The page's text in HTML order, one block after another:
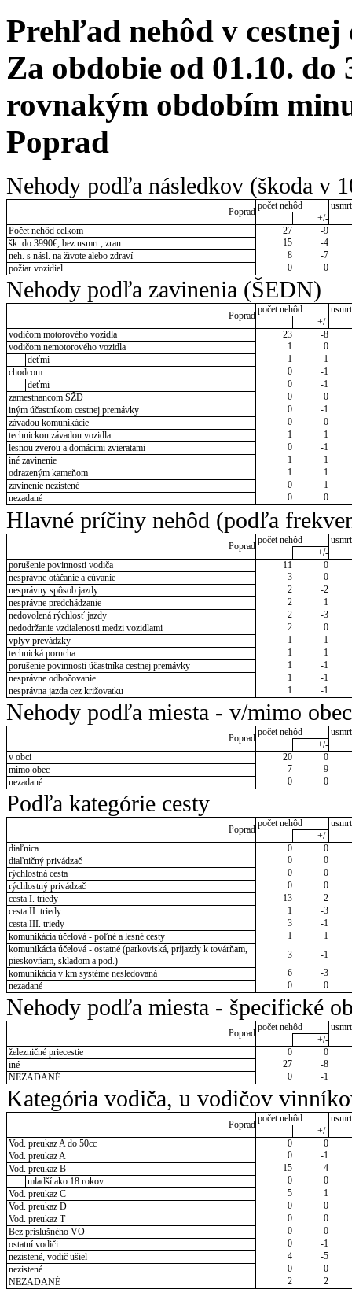
Prehľad nehôd v cestnej
Za obdobie od 01.10. do
rovnakým obdobím
Poprad
Nehody podľa následkov (škoda v
Poprad
počet nehôd
+/-
Počet nehôd celkom
27
-9
šk. do 3990€, bez usmrt., zran.
15
-4
neh. s násl. na živote alebo zdraví
8
-7
požiar vozidiel
0 0
Nehody podľa zavinenia (ŠEDN)
Poprad
počet nehôd
+/-
vodičom motorového vozidla
23
-8
vodičom nemotorového vozidla
1
0
deťmi
1
1
chodcom
0
-1
deťmi
0
-1
zamestnancom SŽD
0
0
iným účastníkom cestnej premávky
0
-1
závadou komunikácie
0
0
technickou závadou vozidla
1
1
lesnou zverou a domácimi zvieratami
0
-1
iné zavinenie
1
1
odrazeným kameňom
1
1
zavinenie nezistené
0
-1
nezadané
0 0
Hlavné príčiny nehôd (podľa
Poprad
počet nehôd
+/-
porušenie povinnosti vodiča
11
0
nesprávne otáčanie a cúvanie
3
0
nesprávny spôsob jazdy
2
-2
nesprávne predchádzanie
2
1
nedovolená rýchlosť jazdy
2
-3
nedodržanie vzdialenosti medzi vozidlami
2
0
vplyv prevádzky
1
1
technická porucha
1
1
porušenie povinnosti účastníka cestnej premávky
1
-1
nesprávne odbočovanie
1
-1
nesprávna jazda cez križovatku
1 -1
Nehody podľa miesta - v/mimo obec
Poprad
počet nehôd
+/-
v obci
20
0
mimo obec
7
-9
nezadané
0 0
Podľa kategórie cesty
Poprad
počet nehôd
+/-
diaľnica
0
0
diaľničný privádzač
0
0
rýchlostná cesta
0
0
rýchlostný privádzač
0
0
cesta I. triedy
13
-2
cesta II. triedy
1
-3
cesta III. triedy
3
-1
komunikácia účelová - poľné a lesné cesty
1
1
komunikácia účelová - ostatné (parkoviská, príjazdy k továrňam,
pieskovňam, skladom a pod.)
3
-1
komunikácia v km systéme nesledovaná
6
-3
nezadané
0 0
Nehody podľa miesta - špecifické
Poprad
počet nehôd
+/-
železničné priecestie
0
0
iné
27
-8
NEZADANÉ
0 -1
Kategória vodiča, u vodičov
Poprad
počet nehôd
+/-
Vod. preukaz A do 50cc
0
0
Vod. preukaz A
0
-1
Vod. preukaz B
15
-4
mladší ako 18 rokov
0
0
Vod. preukaz C
5
1
Vod. preukaz D
0
0
Vod. preukaz T
0
0
Bez príslušného VO
0
0
ostatní vodiči
0
-1
nezistené, vodič ušiel
4
-5
nezistené
0
0
NEZADANÉ
2 2